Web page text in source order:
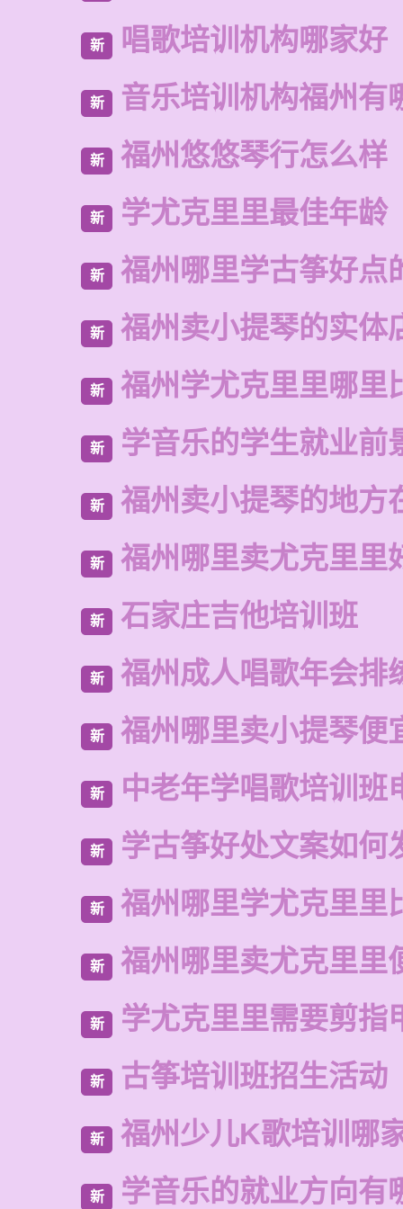
新 唱歌培训机构哪家好
新 音乐培训机构福州有
新 福州悠悠琴行怎么样
新 学尤克里里最佳年龄
新 福州哪里学古筝好点
新 福州卖小提琴的实体
新 福州学尤克里里哪里
新 学音乐的学生就业前
新 福州卖小提琴的地方
新 福州哪里卖尤克里里
新 石家庄吉他培训班
新 福州成人唱歌年会排
新 福州哪里卖小提琴便
新 中老年学唱歌培训班
新 学古筝好处文案如何
新 福州哪里学尤克里里
新 福州哪里卖尤克里里
新 学尤克里里需要剪指
新 古筝培训班招生活动
新 福州少儿K歌培训哪
新 学音乐的就业方向有